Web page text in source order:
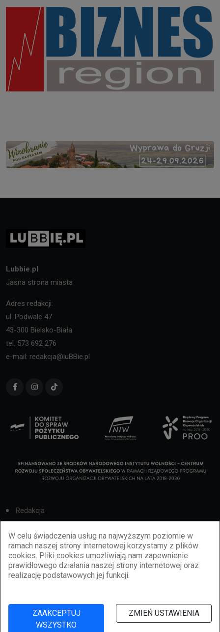
W celu świadczenia usług na najwyższym poziomie w
ramach naszej strony internetowej korzystamy z plików
cookies. Pliki cookies umożliwiają nam zapewnienie
prawidłowego działania naszej strony internetowej oraz
realizację podstawowych jej funkcji.
ZAAKCEPTUJ
WSZYSTKO
ZMIEŃ USTAWIENIA
Lubbie.pl
Jasna strona miasta
Adres redakcji:
ul. Podwale 47
43-300 Bielsko-Biała
tel. 573 692 276
e-mail: redakcja@luBBie.pl
Redakcja
Cookies
Reklama
BBiletomania